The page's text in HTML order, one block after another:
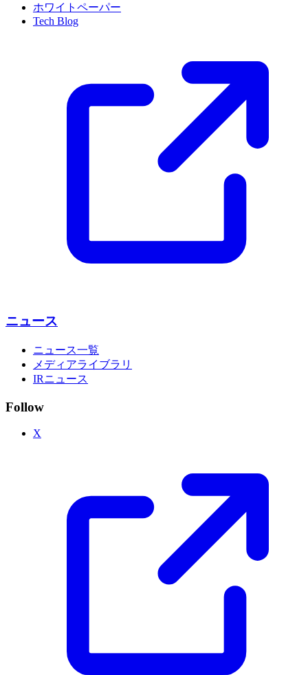
ホワイトペーパー
Tech Blog
ニュース
ニュース一覧
メディアライブラリ
IRニュース
Follow
X